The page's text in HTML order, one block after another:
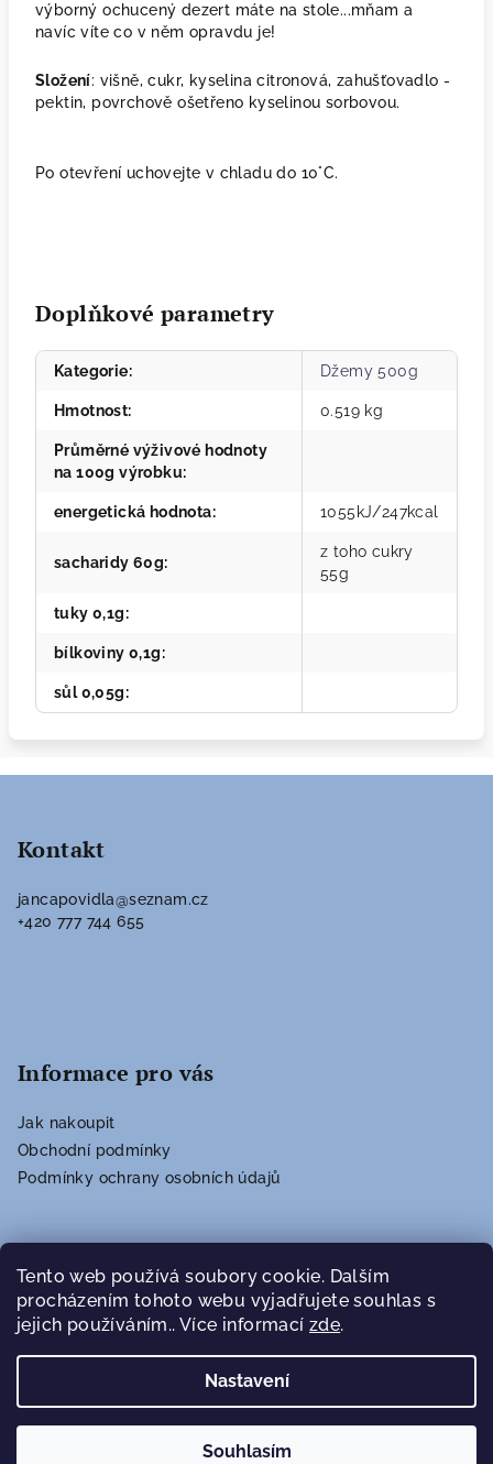
Tento web používá soubory cookie. Dalším
procházením tohoto webu vyjadřujete souhlas s
jejich používáním.. Více informací zde.
Nastavení
Souhlasím
výborný ochucený dezert máte na stole...mňam a
navíc víte co v něm opravdu je!
Složení: višně, cukr, kyselina citronová, zahušťovadlo -
pektin, povrchově ošetřeno kyselinou sorbovou.
Po otevření uchovejte v chladu do 10°C.
Doplňkové parametry
Kategorie: Džemy 500g
Hmotnost: 0.519 kg
Průměrné výživové hodnoty
na 100g výrobku:
energetická hodnota: 1055kJ/247kcal
sacharidy 60g:
z toho cukry
55g
tuky 0,1g:
bílkoviny 0,1g:
sůl 0,05g:
Kontakt
jancapovidla@seznam.cz
+420 777 744 655
Informace pro vás
Jak nakoupit
Obchodní podmínky
Podmínky ochrany osobních údajů
Vyhledávání